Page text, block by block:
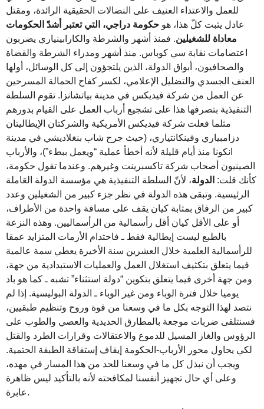
للعمل والاعتداء العنيف على النضالات الحقيقية الرائدة، ومقتل
عادل يثبت كلّ هذا، هو حكومة دراجي، التي تعتبر أشدّ الحكومات
معاداة للشغيلين. فمنذ أشهر والشرطة والكارابينياري يضربون
اعتصامات نقابة سي كوباس. منذ أشهر ومدراء الشرطة والقضاة
والصحافيون، أبواق الدولة، الذين يلتجؤون إلى كل الوسائل، أولها
العنف الجسدي والتضليل الإعلامي، لكسر كفاح الحمالة المسرحين
عن العمل من شركة فيديكس في مدينة بياتشانزا. تقوم السلطة
التنفيذية بتصرفها هذا على تشجيع أرباب العمل على القيام بدورهم
مثلما فعلت شركة فيديكس الأمريكية والشركتان الإيطاليتان
دزامبياري وفينكانتياري، (حيث جرح شاب بنغلاديشي في مدينة
انكونا منذ أيام قليلة لأنه أخطأ عملية “ويعمل ببطء”)، والأرباب
الصينيون أصحاب شركة تاكسبرينت وغيرهم. وعندما تقول حكومة،
كأنك قلت: الدولة، لأنّ السلطة التنفيذية هي مؤسسة الدولة العَاملة
الرئيسية. وتبقى هذه الدولة في نظر جزء كبير من الشغيلين وعدد
كبير من الرفاق بمثابة كيان يقف على مسافة واحدة من الأطراف،
أو على الأقل كيان أقل رأسمالية من الرأسماليين. وهذه النزعة
بالطبع ليست إيطالية فقط ـ فاحتدام الأزمات المتزايد عمقا
للرأسمالية العلمية خلال العشرين سنة الأخيرة يعطي سمة عالمية
فيما يتعلق بتكثيف استغلال العمل والعمليات الاستبدادية من جهة،
ومن جهة أخرى فيما يتعلق بتكوين “دولة استثناء” تشبه ـ كما هو باد
يوميا خلال فترة الوباء ومن غير الوباء ـ الدولة البوليسية. إذا لم
نتصد لهذا التوجه بكل ما في وسعنا من قوة وروح وتنظيم طبقيين،
فسنتلقى ضربات موجعة بالمطارق الحديدية والعصي والطوب على
الرؤوس والغاز المسيل للدموع والاعتقالات وقرارات الطرد والقتل
لكي يحاول محور الأرباب-الحكومة إيقاف إستفاقة الطبقة الحتمية.
ويجب أن نبذل كل ما في وسعنا للحد من هذا المسار في مهده،
وعلى أي حال تجهيز أنفسنا لمكافحته لأنه بالتأكيد ليس ظاهرة
عابرة.